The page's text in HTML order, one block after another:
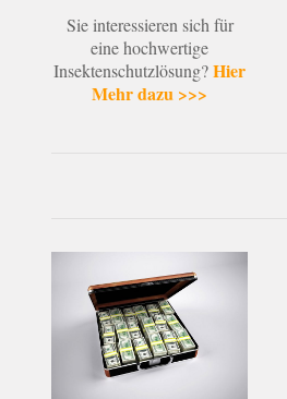
Sie interessieren sich für
eine hochwertige
Insektenschutzlösung?Hier
Mehr dazu >>>